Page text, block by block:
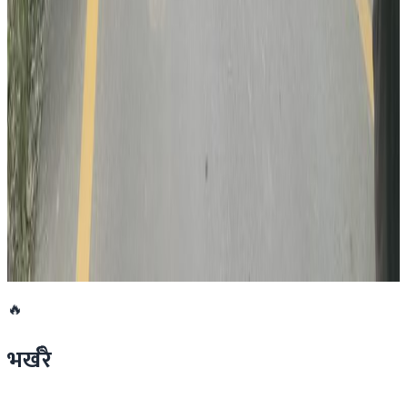
२०२६ जुलाई ३०
भौतिक पूर्वाधारमन्त्री आफैंले गाडि चलाएर उद्घाटन
गरे नागढुंगा-काठमाडौं सुरुङमार्ग
अनुमतिबिनै सञ्चालन भएको साउदी सिप प्रमाणीकरण
🔥
भर्खरै